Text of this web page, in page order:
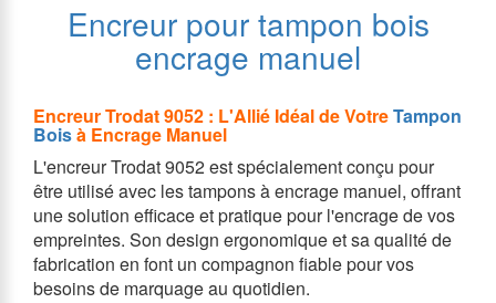
Encreur pour tampon bois
encrage manuel
Encreur Trodat 9052 : L'Allié Idéal de VotreTampon
Boisà Encrage Manuel
L'encreur Trodat 9052 est spécialement conçu pour
être utilisé avec les tampons à encrage manuel, offrant
une solution efficace et pratique pour l'encrage de vos
empreintes. Son design ergonomique et sa qualité de
fabrication en font un compagnon fiable pour vos
besoins de marquage au quotidien.